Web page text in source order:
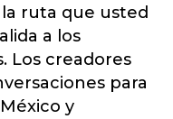
ruta que usted
a los
Los creadores
para
y